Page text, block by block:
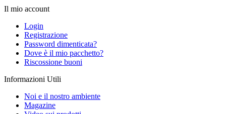
Il mio account
Login
Registrazione
Password dimenticata?
Dove è il mio pacchetto?
Riscossione buoni
Informazioni Utili
Noi e il nostro ambiente
Magazine